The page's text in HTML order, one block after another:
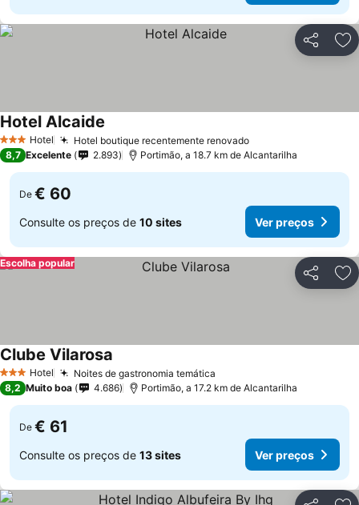
Partilhar
3 EstrelasHotel Hotel boutique recentemente renovadoVer preços
Hotel Alcaide
8,7 Excelente 2.893 Portimão, a 18.7 km de Alcantarilha
De € 60
Consulte os preços de 10 sites Ver preços
Partilhar
Escolha popular
3 EstrelasHotel Noites de gastronomia temática
Clube Vilarosa
8,2 Muito boa 4.686 Portimão, a 17.2 km de Alcantarilha
De € 61
Consulte os preços de 13 sites Ver preços